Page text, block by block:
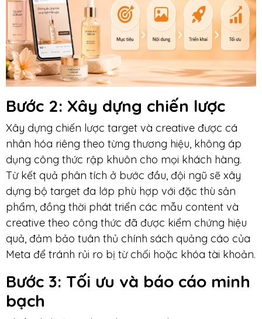
Bước 2: Xây dựng chiến lược
Xây dựng chiến lược target và creative được cá
nhân hóa riêng theo từng thương hiệu, không áp
dụng công thức rập khuôn cho mọi khách hàng.
Từ kết quả phân tích ở bước đầu, đội ngũ sẽ xây
dựng bộ target đa lớp phù hợp với đặc thù sản
phẩm, đồng thời phát triển các mẫu content và
creative theo công thức đã được kiểm chứng hiệu
quả, đảm bảo tuân thủ chính sách quảng cáo của
Meta để tránh rủi ro bị từ chối hoặc khóa tài khoản.
Bước 3: Tối ưu và báo cáo minh
bạch